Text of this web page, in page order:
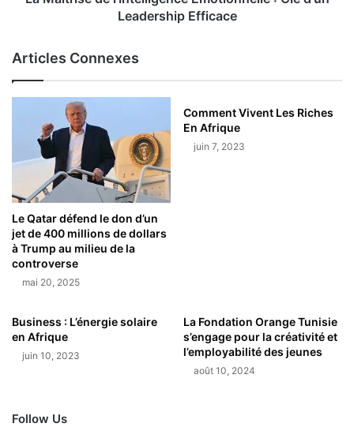
Leadership Efficace
Articles Connexes
Le Qatar défend le don d’un
jet de 400 millions de dollars
à Trump au milieu de la
controverse
mai 20, 2025
Comment Vivent Les Riches
En Afrique
juin 7, 2023
Business : L’énergie solaire
en Afrique
juin 10, 2023
La Fondation Orange Tunisie
s’engage pour la créativité et
l’employabilité des jeunes
août 10, 2024
Follow Us